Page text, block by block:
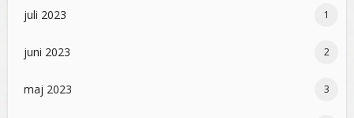
juli 2023 1
juni 2023 2
maj 2023 3